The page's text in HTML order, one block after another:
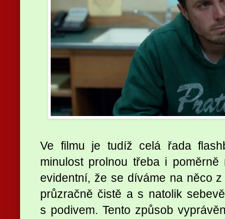
Ve filmu je tudíž celá řada
minulost prolnou třeba i
evidentní, že se díváme na něco
průzračně čistě a s natolik
s podivem. Tento způsob